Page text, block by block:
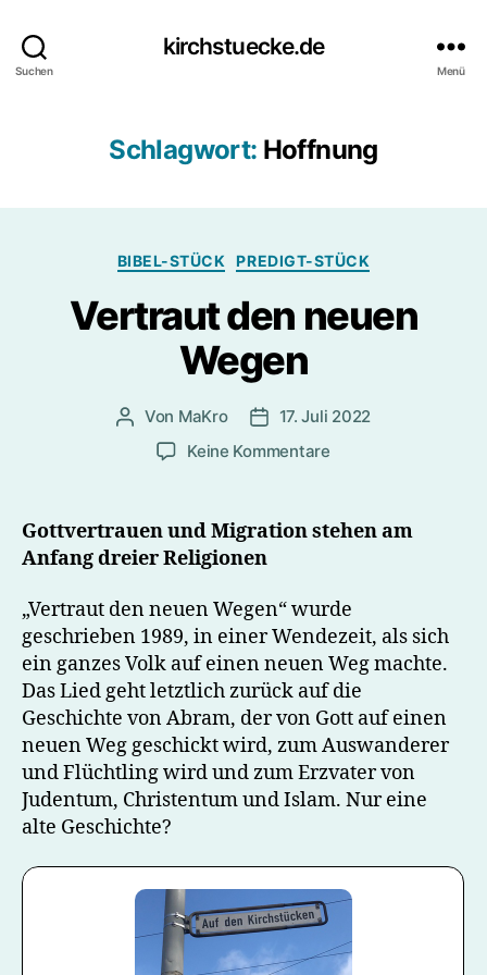
Suchen
kirchstuecke.de
Menü
Schlagwort: Hoffnung
Kategorien
BIBEL-STÜCK PREDIGT-STÜCK
Vertraut den neuen
Wegen
Beitragsautor
Von MaKro Beitragsdatum
17. Juli 2022
Keine Kommentarezu
neuen
Gottvertrauen und Migration stehen am
Anfang dreier Religionen
„Vertraut den neuen Wegen“ wurde
geschrieben 1989, in einer Wendezeit, als sich
ein ganzes Volk auf einen neuen Weg machte.
Das Lied geht letztlich zurück auf die
Geschichte von Abram, der von Gott auf einen
neuen Weg geschickt wird, zum Auswanderer
und Flüchtling wird und zum Erzvater von
Judentum, Christentum und Islam. Nur eine
alte Geschichte?